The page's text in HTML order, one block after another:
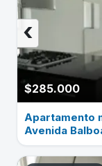
$285.000
‹
Apartamento
Avenida